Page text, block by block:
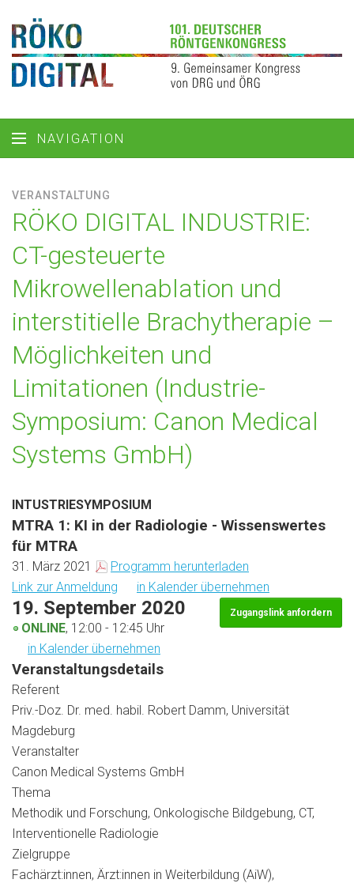
NAVIGATION
VERANSTALTUNG
RÖKO DIGITAL INDUSTRIE:
CT-gesteuerte
Mikrowellenablation und
interstitielle Brachytherapie –
Möglichkeiten und
Limitationen (Industrie-
Symposium: Canon Medical
Systems GmbH)
INTUSTRIESYMPOSIUM
MTRA 1: KI in der Radiologie - Wissenswertes
für MTRA
31. März 2021
Programm herunterladen
Link zur Anmeldung
in Kalender übernehmen
Zugangslink anfordern
19. September 2020
ONLINE, 12:00 - 12:45 Uhr
in Kalender übernehmen
Veranstaltungsdetails
Referent
Priv.-Doz. Dr. med. habil. Robert Damm, Universität
Magdeburg
Veranstalter
Canon Medical Systems GmbH
Thema
Methodik und Forschung, Onkologische Bildgebung, CT,
Interventionelle Radiologie
Zielgruppe
Fachärzt:innen, Ärzt:innen in Weiterbildung (AiW),